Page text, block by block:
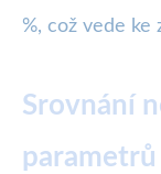
%, což vede ke
Srovnání